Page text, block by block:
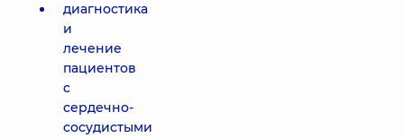
диагностика
и
лечение
пациентов
с
сердечно-
сосудистыми